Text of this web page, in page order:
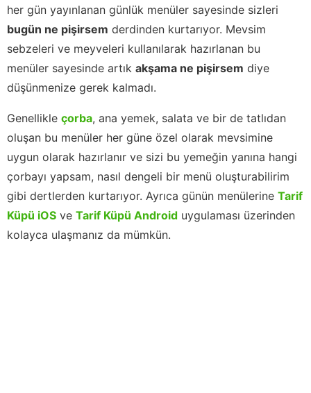
her gün yayınlanan günlük menüler sayesinde sizleri
bugün ne pişirsem derdinden kurtarıyor. Mevsim
sebzeleri ve meyveleri kullanılarak hazırlanan bu
menüler sayesinde artık akşama ne pişirsem diye
düşünmenize gerek kalmadı.
Genellikle çorba, ana yemek, salata ve bir de tatlıdan
oluşan bu menüler her güne özel olarak mevsimine
uygun olarak hazırlanır ve sizi bu yemeğin yanına hangi
çorbayı yapsam, nasıl dengeli bir menü oluşturabilirim
gibi dertlerden kurtarıyor. Ayrıca günün menülerine Tarif
Küpü iOS ve Tarif Küpü Android uygulaması üzerinden
kolayca ulaşmanız da mümkün.